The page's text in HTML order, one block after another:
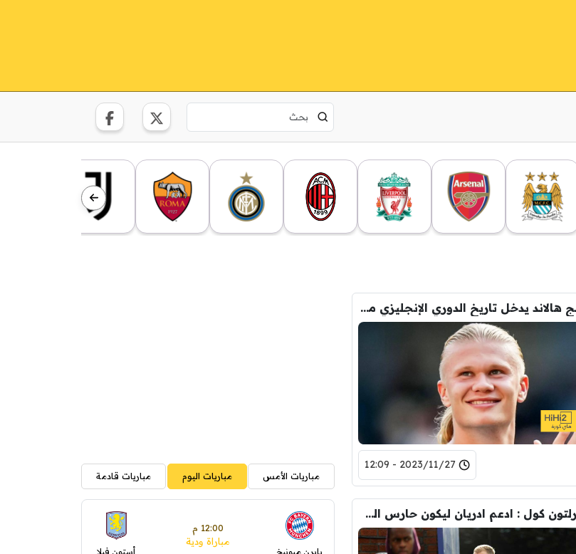
ايرلينج هالاند يدخل تاريخ الدوري الإنجليزي من أوسع الأبواب
2023/11/27 - 12:09
🔴 كارلتون كول : ادعم ادريان ليكون حارس المرمى
مباريات الأمس مباريات اليوم مباريات قادمة
بايرن ميونيخ
12:00 م
مباراة ودية
أستون فيلا